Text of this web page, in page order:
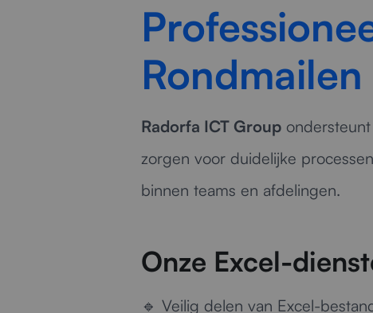
Rondmailen
Radorfa ICT Group
zorgen voor duidelijke
binnen teams en afdelingen.
Onze Excel-
🔹 Veilig delen van Excel-